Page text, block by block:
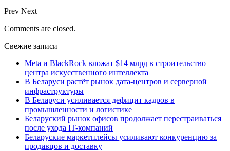
Prev Next
Comments are closed.
Свежие записи
Meta и BlackRock вложат $14 млрд в строительство
центра искусственного интеллекта
В Беларуси растёт рынок дата-центров и серверной
инфраструктуры
В Беларуси усиливается дефицит кадров в
промышленности и логистике
Беларуский рынок офисов продолжает перестраиваться
после ухода IT-компаний
Беларуские маркетплейсы усиливают конкуренцию за
продавцов и доставку